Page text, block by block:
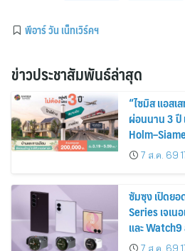
พีอาร์ วัน เน็ทเวิร์คฯ
ข่าวประชาสัมพันธ์ล่าสุด
“ไซมิส แอสเ
ผ่อนนาน 3 ปี
ส่วนลดและสิ
2569
7 ส.ค. 69
ซัมซุง เปิดย
Series เจเ
และ
30%7 ส.ค. 69